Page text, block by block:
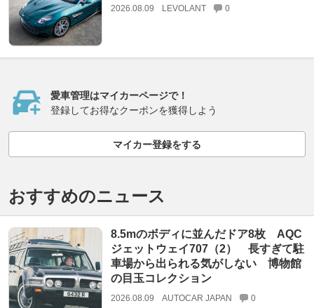
2026.08.09 LEVOLANT 0
愛車管理はマイカーページで！
登録してお得なクーポンを獲得しよう
マイカー登録をする
おすすめのニュース
8.5mのボディに並んだドア8枚 AQC
ジェットウェイ707（2） 長すぎて駐
車場から出られる気がしない 博物館
の目玉コレクション
2026.08.09 AUTOCAR JAPAN 0